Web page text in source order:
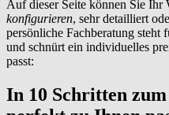
Auf dieser Seite können Sie Ihr
konfigurieren, sehr detailliert
persönliche Fachberatung steht
und schnürt ein individuelles
passt:
In 10 Schritten